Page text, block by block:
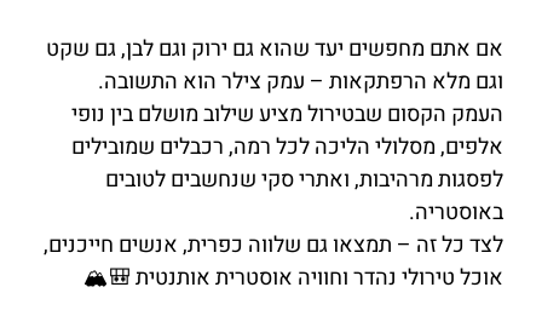
אם אתם מחפשים יעד שהוא גם ירוק וגם לבן, גם שקט
וגם מלא הרפתקאות – עמק צילר הוא התשובה.
העמק הקסום שבטירול מציע שילוב מושלם בין נופי
אלפים, מסלולי הליכה לכל רמה, רכבלים שמובילים
לפסגות מרהיבות, ואתרי סקי שנחשבים לטובים
באוסטריה.
לצד כל זה – תמצאו גם שלווה כפרית, אנשים חייכנים,
אוכל טירולי נהדר וחוויה אוסטרית אותנטית 🎒🏔️